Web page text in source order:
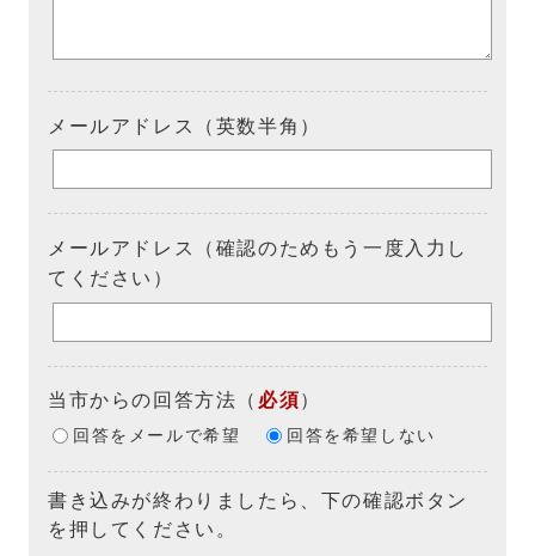
メールアドレス（英数半角）
メールアドレス（確認のためもう一度入力し
てください）
当市からの回答方法 （ 必須）
回答をメールで希望 回答を希望しない
書き込みが終わりましたら、下の確認ボタン
を押してください。